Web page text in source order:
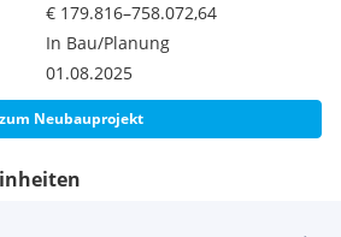
€ 179.816–758.072,64
In Bau/Planung
01.08.2025
zum Neubauprojekt